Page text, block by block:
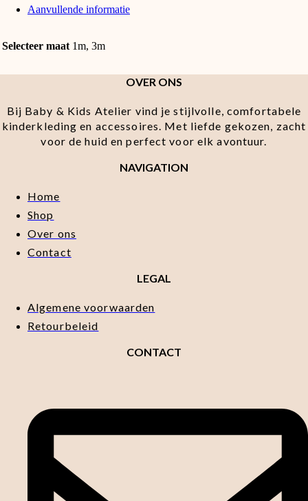
Aanvullende informatie
Selecteer maat 1m, 3m
OVER ONS
Bij Baby & Kids Atelier vind je stijlvolle, comfortabele
kinderkleding en accessoires. Met liefde gekozen, zacht
voor de huid en perfect voor elk avontuur.
NAVIGATION
Home
Shop
Over ons
Contact
LEGAL
Algemene voorwaarden
Retourbeleid
CONTACT